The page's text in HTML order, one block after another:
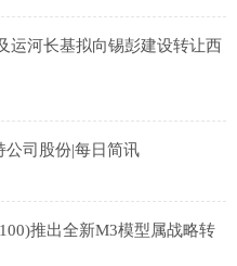
运河长基拟向锡彭建设转让西
公司股份|每日简讯
推出全新M3模型属战略转